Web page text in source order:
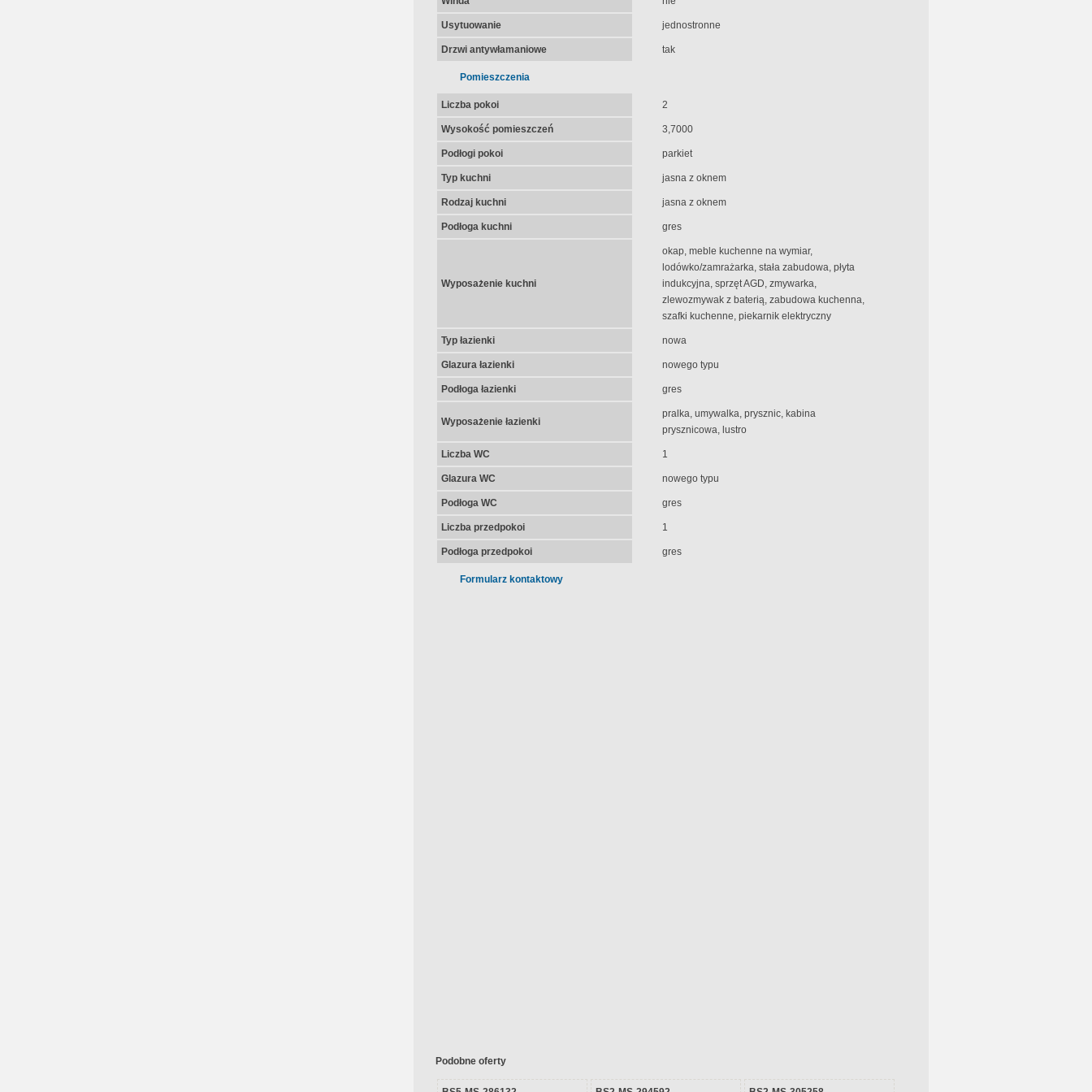
Usytuowanie jednostronne
Drzwi antywłamaniowe tak
Pomieszczenia
Liczba pokoi 2
Wysokość pomieszczeń 3,7000
Podłogi pokoi parkiet
Typ kuchni jasna z oknem
Rodzaj kuchni jasna z oknem
Podłoga kuchni gres
Wyposażenie kuchni
okap, meble kuchenne na wymiar,
lodówko/zamrażarka, stała zabudowa, płyta
indukcyjna, sprzęt AGD, zmywarka,
zlewozmywak z baterią, zabudowa kuchenna,
szafki kuchenne, piekarnik elektryczny
Typ łazienki nowa
Glazura łazienki nowego typu
Podłoga łazienki gres
Wyposażenie łazienki
pralka, umywalka, prysznic, kabina
prysznicowa, lustro
Liczba WC 1
Glazura WC nowego typu
Podłoga WC gres
Liczba przedpokoi 1
Podłoga przedpokoi gres
Formularz kontaktowy
Podobne oferty